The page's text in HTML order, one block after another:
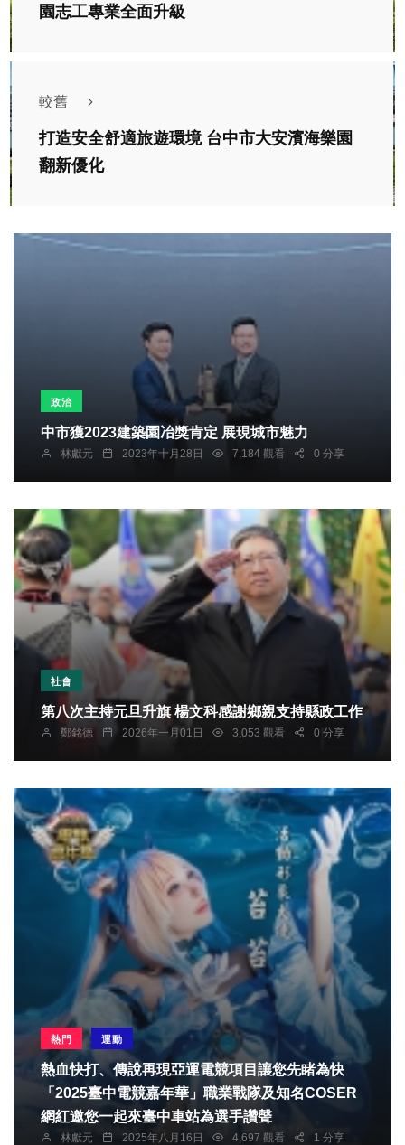
園志工專業全面升級
較舊
打造安全舒適旅遊環境 台中市大安濱海樂園
翻新優化
政治
中市獲2023建築園冶獎肯定 展現城市魅力
林獻元 2023年十月28日 7,184 觀看 0 分享
社會
第八次主持元旦升旗 楊文科感謝鄉親支持縣政工作
鄭銘德 2026年一月01日 3,053 觀看 0 分享
熱門 運動
熱血快打、傳說再現亞運電競項目讓您先睹為快
「2025臺中電競嘉年華」職業戰隊及知名COSER
網紅邀您一起來臺中車站為選手讚聲
林獻元 2025年八月16日 4,697 觀看 1 分享